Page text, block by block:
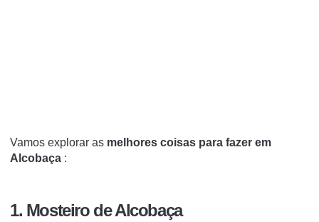
Vamos explorar as melhores coisas para fazer em
Alcobaça :
1. Mosteiro de Alcobaça